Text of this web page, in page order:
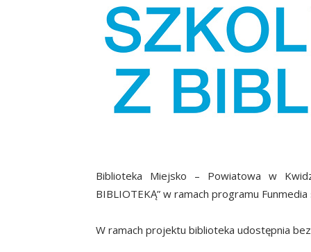
Biblioteka Miejsko – Powiatowa w
BIBLIOTEKĄ” w ramach programu
W ramach projektu biblioteka udostępnia